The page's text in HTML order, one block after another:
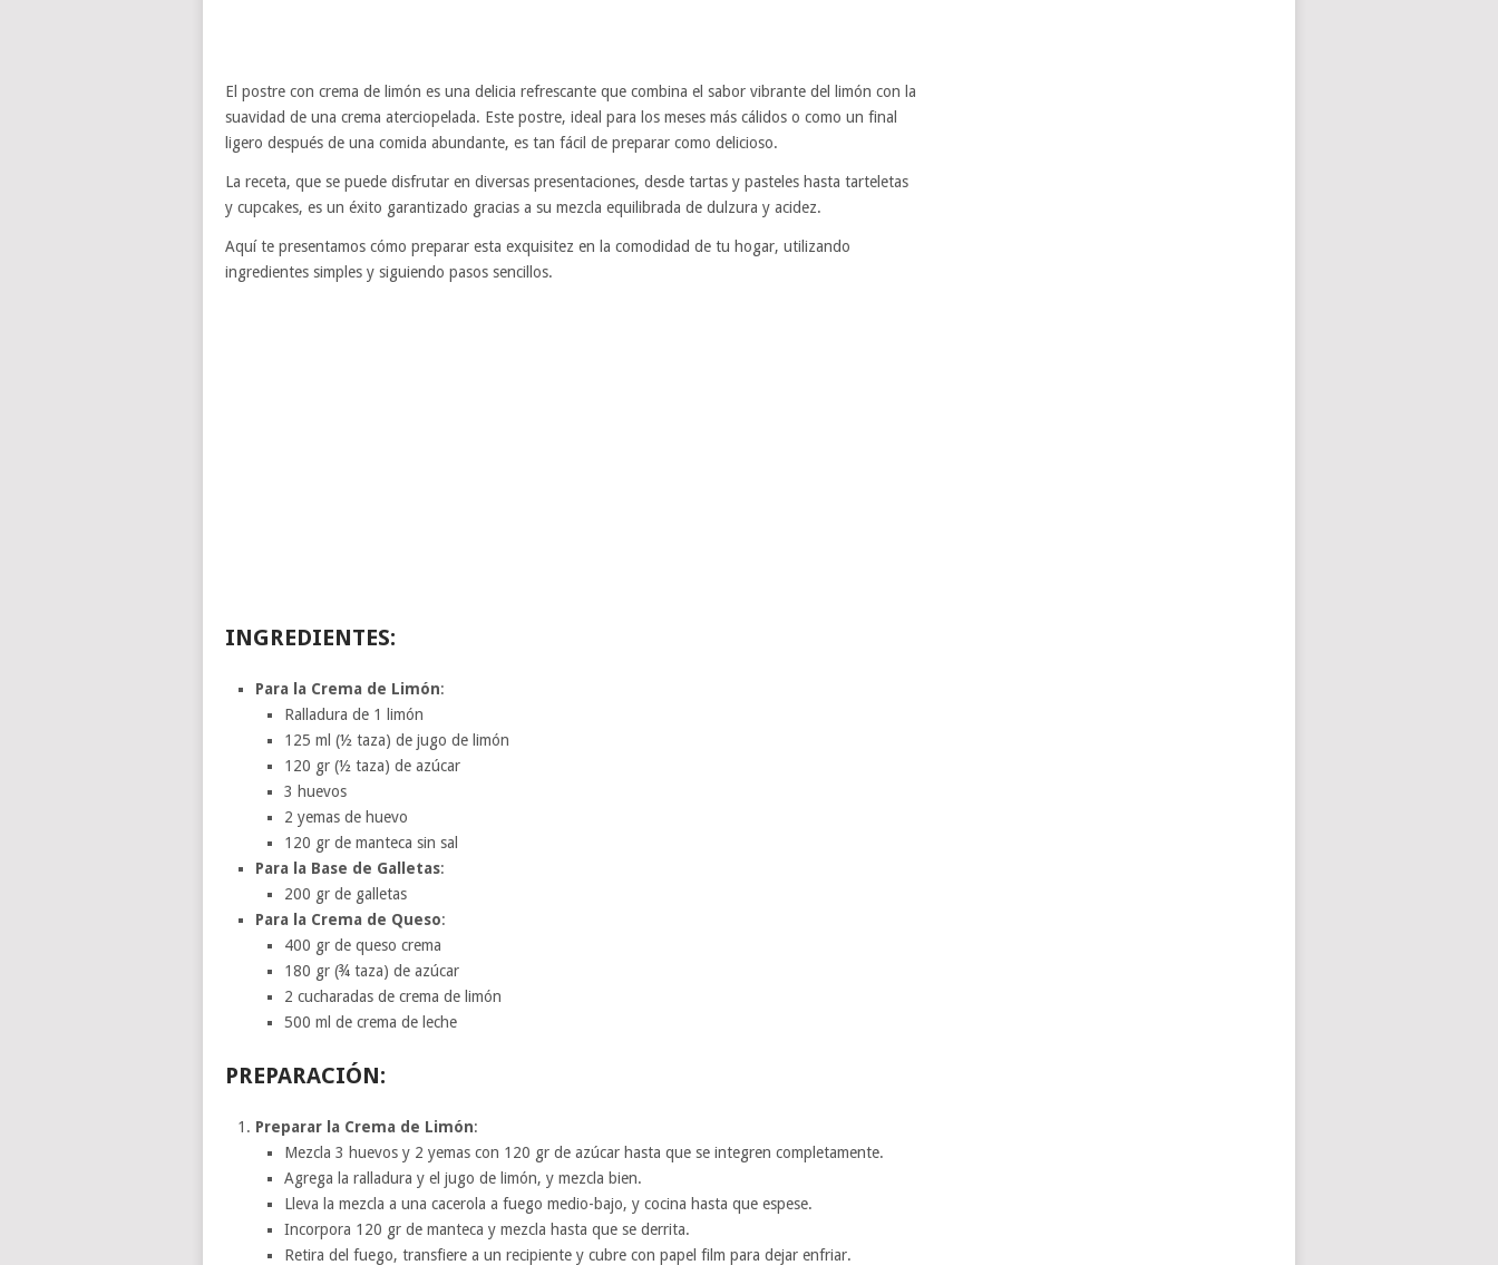
El postre con crema de limón es una delicia refrescante que combina el sabor vibrante del limón con la
suavidad de una crema aterciopelada. Este postre, ideal para los meses más cálidos o como un final
ligero después de una comida abundante, es tan fácil de preparar como delicioso.
La receta, que se puede disfrutar en diversas presentaciones, desde tartas y pasteles hasta tarteletas
y cupcakes, es un éxito garantizado gracias a su mezcla equilibrada de dulzura y acidez.
Aquí te presentamos cómo preparar esta exquisitez en la comodidad de tu hogar, utilizando
ingredientes simples y siguiendo pasos sencillos.
INGREDIENTES:
Para la Crema de Limón:
Ralladura de 1 limón
125 ml (½ taza) de jugo de limón
120 gr (½ taza) de azúcar
3 huevos
2 yemas de huevo
120 gr de manteca sin sal
Para la Base de Galletas:
200 gr de galletas
Para la Crema de Queso:
400 gr de queso crema
180 gr (¾ taza) de azúcar
2 cucharadas de crema de limón
500 ml de crema de leche
PREPARACIÓN:
Preparar la Crema de Limón:
Mezcla 3 huevos y 2 yemas con 120 gr de azúcar hasta que se integren completamente.
Agrega la ralladura y el jugo de limón, y mezcla bien.
Lleva la mezcla a una cacerola a fuego medio-bajo, y cocina hasta que espese.
Incorpora 120 gr de manteca y mezcla hasta que se derrita.
Retira del fuego, transfiere a un recipiente y cubre con papel film para dejar enfriar.